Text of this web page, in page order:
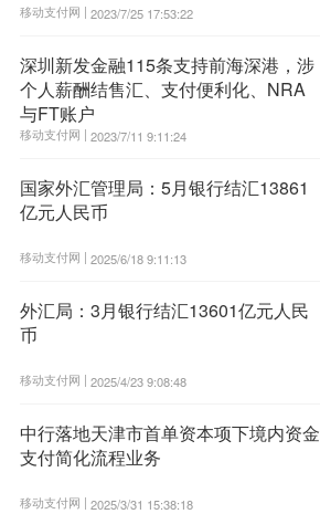
移动支付网 | 2023/7/25 17:53:22
深圳新发金融115条支持前海深港，涉
个人薪酬结售汇、支付便利化、NRA
与FT账户
移动支付网 | 2023/7/11 9:11:24
国家外汇管理局：5月银行结汇13861
亿元人民币
移动支付网 | 2025/6/18 9:11:13
外汇局：3月银行结汇13601亿元人民
币
移动支付网 | 2025/4/23 9:08:48
中行落地天津市首单资本项下境内资金
支付简化流程业务
移动支付网 | 2025/3/31 15:38:18